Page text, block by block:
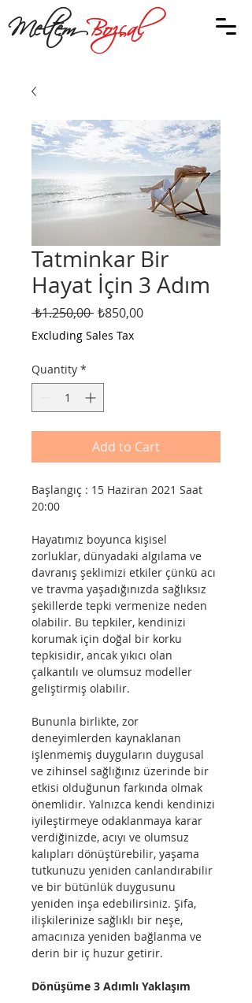
MeltemBozçal
Tatminkar Bir
Hayat İçin 3 Adım
₺1.250,00 Regular
Price
₺850,00Sale
Excluding Sales Tax
Quantity *
Add to Cart
Başlangıç : 15 Haziran 2021 Saat
20:00
Hayatımız boyunca kişisel
zorluklar, dünyadaki algılama ve
davranış şeklimizi etkiler çünkü acı
ve travma yaşadığınızda sağlıksız
şekillerde tepki vermenize neden
olabilir. Bu tepkiler, kendinizi
korumak için doğal bir korku
tepkisidir, ancak yıkıcı olan
çalkantılı ve olumsuz modeller
geliştirmiş olabilir.
Bununla birlikte, zor
deneyimlerden kaynaklanan
işlenmemiş duyguların duygusal
ve zihinsel sağlığınız üzerinde bir
etkisi olduğunun farkında olmak
önemlidir. Yalnızca kendi kendinizi
iyileştirmeye odaklanmaya karar
verdiğinizde, acıyı ve olumsuz
kalıpları dönüştürebilir, yaşama
tutkunuzu yeniden canlandırabilir
ve bir bütünlük duygusunu
yeniden inşa edebilirsiniz. Şifa,
ilişkilerinize sağlıklı bir neşe,
amacınıza yeniden bağlanma ve
derin bir iç huzur getirir.
Dönüşüme 3 Adımlı Yaklaşım